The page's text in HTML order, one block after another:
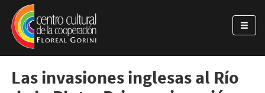
Pasar al contenido principal
Jump to main content
Las invasiones inglesas al Río